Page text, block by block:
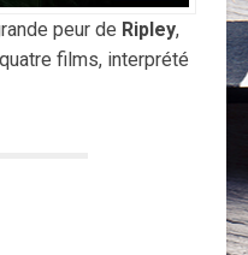
peur de Ripley,
films, interprété